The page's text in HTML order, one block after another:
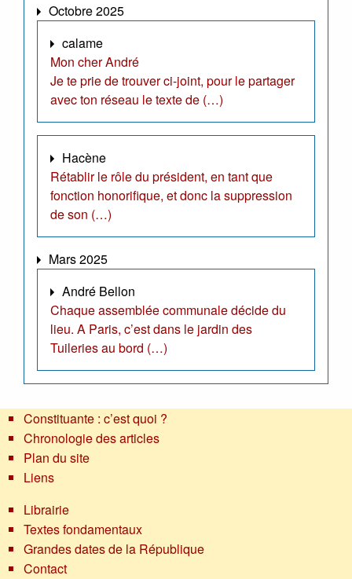
Octobre 2025
calame
Mon cher André
Je te prie de trouver ci-joint, pour le partager
avec ton réseau le texte de (…)
Hacène
Rétablir le rôle du président, en tant que
fonction honorifique, et donc la suppression
de son (…)
Mars 2025
André Bellon
Chaque assemblée communale décide du
lieu. A Paris, c’est dans le jardin des
Tuileries au bord (…)
Constituante : c’est quoi ?
Chronologie des articles
Plan du site
Liens
Librairie
Textes fondamentaux
Grandes dates de la République
Contact